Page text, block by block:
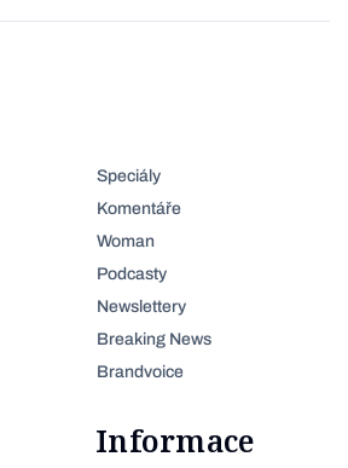
Speciály
Komentáře
Woman
Podcasty
Newslettery
Breaking News
Brandvoice
Informace